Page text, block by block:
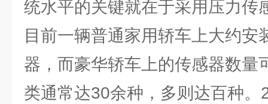
统水平的关键就在于采用压力传
目前一辆普通家用轿车上大约安
器，而豪华轿车上的传感器数量
类通常达30余种，多则达百种。